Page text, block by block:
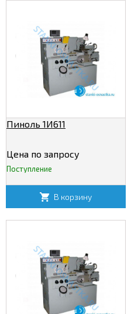
Пиноль 1И611
Цена по запросу
Поступление
В корзину